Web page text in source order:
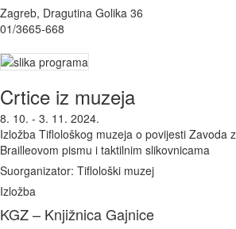
Zagreb, Dragutina Golika 36
01/3665-668
Crtice iz muzeja
8. 10. - 3. 11. 2024.
Izložba Tiflološkog muzeja o povijesti Zavoda
Brailleovom pismu i taktilnim slikovnicama
Suorganizator: Tiflološki muzej
Izložba
KGZ – Knjižnica Gajnice